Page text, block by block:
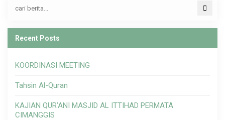
Recent Posts
KOORDINASI MEETING
Tahsin Al-Quran
KAJIAN QUR’ANI MASJID AL ITTIHAD PERMATA
CIMANGGIS